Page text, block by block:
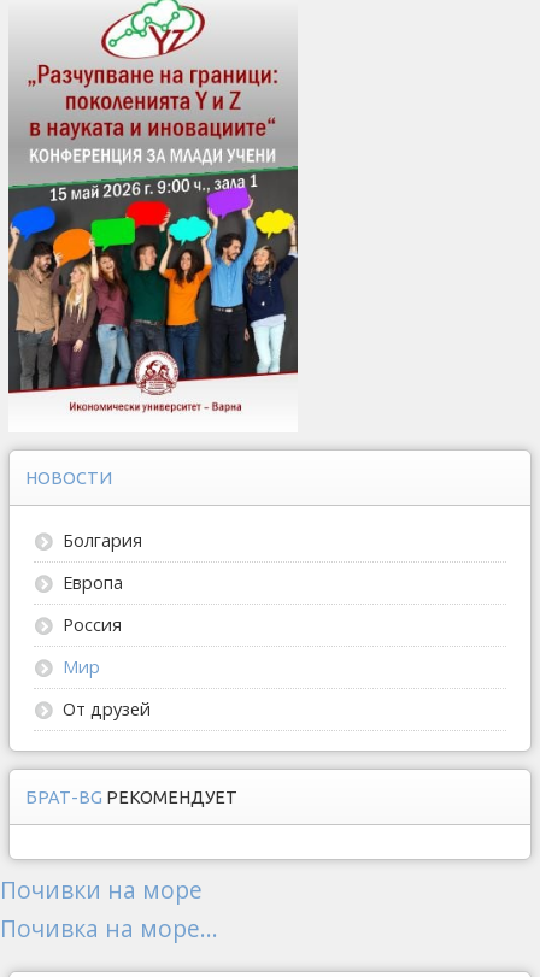
НОВОСТИ
Болгария
Европа
Россия
Мир
От друзей
БРАТ-BG РЕКОМЕНДУЕТ
Почивки на море
Почивка на море...